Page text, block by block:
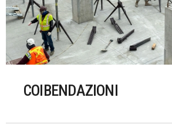
COIBENDAZIONI